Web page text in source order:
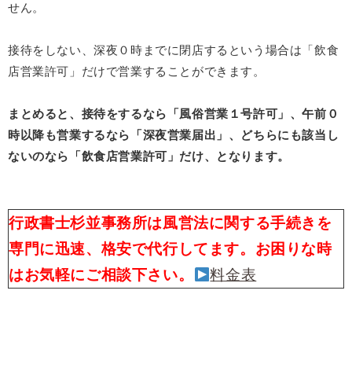
せん。
接待をしない、深夜０時までに閉店するという場合は「飲食
店営業許可」だけで営業することができます。
まとめると、接待をするなら「風俗営業１号許可」、午前０
時以降も営業するなら「深夜営業届出」、どちらにも該当し
ないのなら「飲食店営業許可」だけ、となります。
行政書士杉並事務所は風営法に関する手続きを
専門に迅速、格安で代行してます。お困りな時
はお気軽にご相談下さい。
料金表